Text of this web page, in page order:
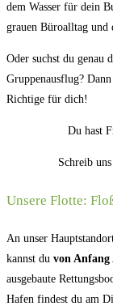
dem Wasser für dein
grauen Büroalltag und
Oder suchst du genau
Gruppenausflug?
Richtige für dich!
Du hast
Schreib
Unsere Flotte:
An unser
kannst du von
ausgebaute
Hafen findest du am